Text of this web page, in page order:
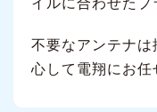
イルに合わせたプ
不要なアンテナ
心して電翔にお任